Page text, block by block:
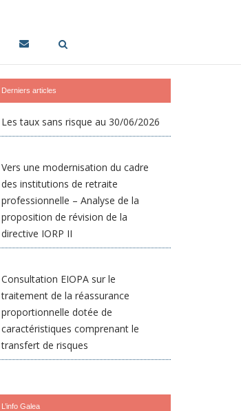
Derniers articles
Les taux sans risque au 30/06/2026
Vers une modernisation du cadre
des institutions de retraite
professionnelle – Analyse de la
proposition de révision de la
directive IORP II
Consultation EIOPA sur le
traitement de la réassurance
proportionnelle dotée de
caractéristiques comprenant le
transfert de risques
L’info Galea